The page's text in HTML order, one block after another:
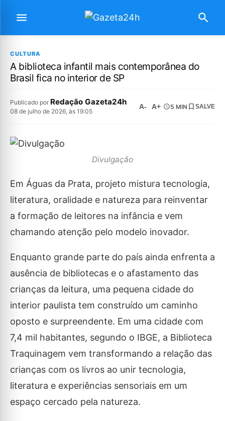
CULTURA
A biblioteca infantil mais contemporânea do
Brasil fica no interior de SP
Publicado por Redação Gazeta24h
08 de julho de 2026, às 19:05
A- A+ 5 MIN SALVE
Divulgação
Em Águas da Prata, projeto mistura tecnologia,
literatura, oralidade e natureza para reinventar
a formação de leitores na infância e vem
chamando atenção pelo modelo inovador.
Enquanto grande parte do país ainda enfrenta a
ausência de bibliotecas e o afastamento das
crianças da leitura, uma pequena cidade do
interior paulista tem construído um caminho
oposto e surpreendente. Em uma cidade com
7,4 mil habitantes, segundo o IBGE, a Biblioteca
Traquinagem vem transformando a relação das
crianças com os livros ao unir tecnologia,
literatura e experiências sensoriais em um
espaço cercado pela natureza.